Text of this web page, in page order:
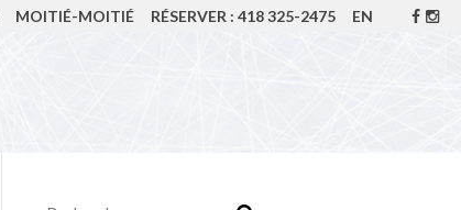
EN
MOITIÉ-MOITIÉ RÉSERVER : 418 325-2475